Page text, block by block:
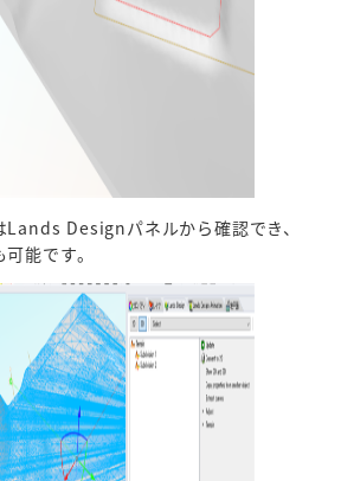
Designパネルから確認でき、
能です。